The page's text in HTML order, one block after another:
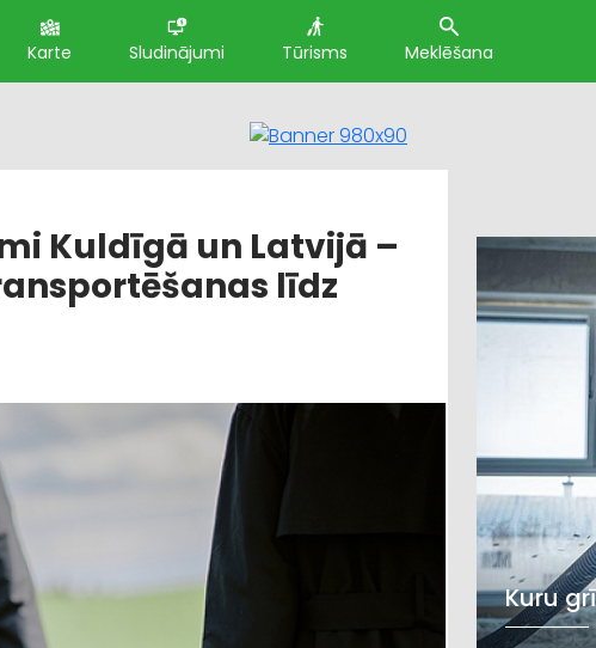
Karte Sludinājumi Tūrisms Meklēšana
Kuldīgā un Latvijā –
līdz
Kuru